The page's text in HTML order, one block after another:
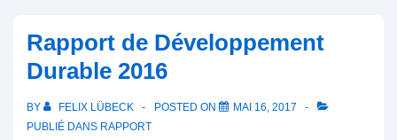
Rapport de Développement
Durable 2016
BY FELIX LÜBECK POSTED ON
MAI 16, 2017
PUBLIÉ DANS RAPPORT